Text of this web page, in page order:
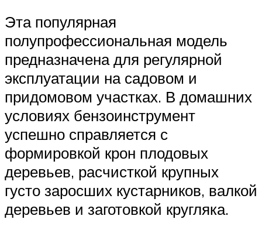
Эта популярная
полупрофессиональная модель
предназначена для регулярной
эксплуатации на садовом и
придомовом участках. В домашних
условиях бензоинструмент
успешно справляется с
формировкой крон плодовых
деревьев, расчисткой крупных
густо заросших кустарников, валкой
деревьев и заготовкой кругляка.